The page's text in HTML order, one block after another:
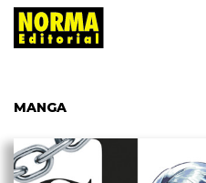
MANGA